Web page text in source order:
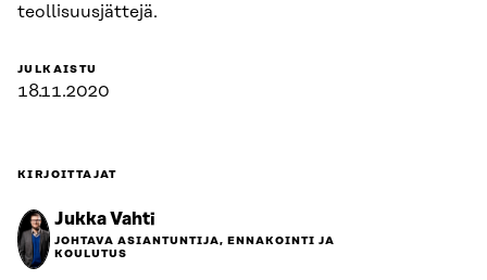
teollisuusjättejä.
JULKAISTU
18.11.2020
KIRJOITTAJAT
Jukka Vahti
JOHTAVA ASIANTUNTIJA, ENNAKOINTI JA
KOULUTUS